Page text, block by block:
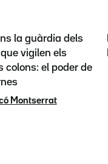
la guàrdia dels
vigilen els
colons: el poder de
Montserrat